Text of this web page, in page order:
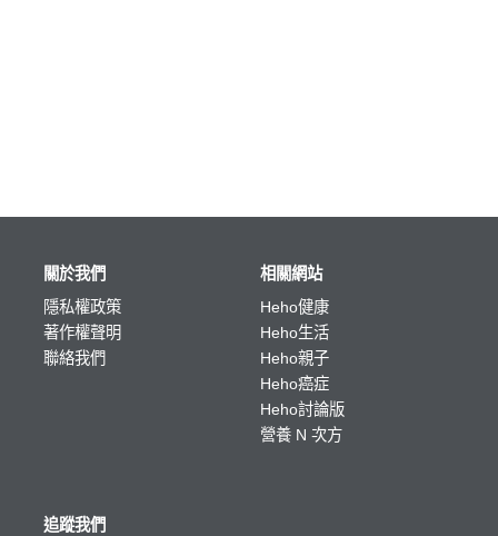
關於我們
隱私權政策
著作權聲明
聯絡我們
相關網站
Heho健康
Heho生活
Heho親子
Heho癌症
Heho討論版
營養 N 次方
追蹤我們